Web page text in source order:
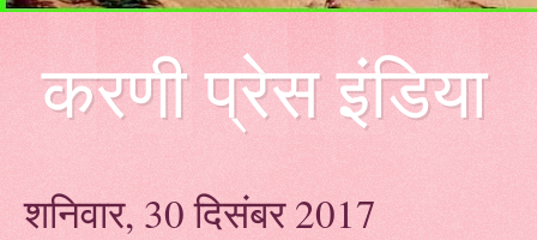
करणी प्रेस इंडिया
शनिवार, 30 दिसंबर 2017